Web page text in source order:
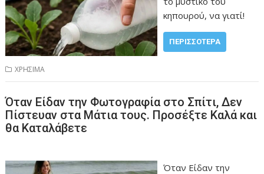
κηπουρού, να γιατί!
ΠΕΡΙΣΣΌΤΕΡΑ
ΧΡΗΣΙΜΑ
Όταν Είδαν την Φωτογραφία στο Σπίτι, Δεν
Πίστευαν στα Μάτια τους. Προσέξτε Καλά και
θα Καταλάβετε
Όταν Είδαν την